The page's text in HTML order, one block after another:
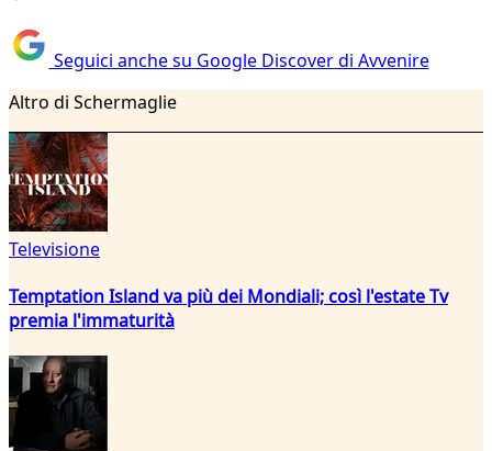
Seguici anche su Google Discover di Avvenire
Altro di Schermaglie
Televisione
Temptation Island va più dei Mondiali; così l'estate Tv
premia l'immaturità